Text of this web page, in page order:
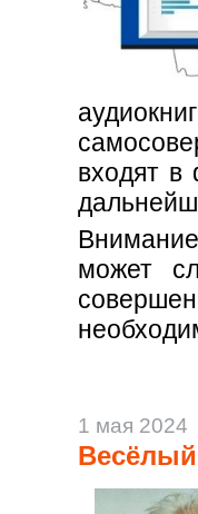
входят в
может
1 мая 2024
Весёлый